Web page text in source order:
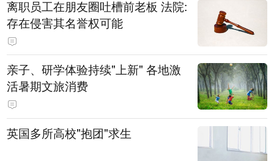
离职员工在朋友圈吐槽前老板 法院:
存在侵害其名誉权可能
亲子、研学体验持续"上新" 各地激
活暑期文旅消费
英国多所高校"抱团"求生